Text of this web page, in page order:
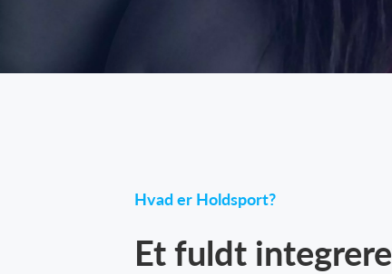
Hvad er Holdsport?
Et fuldt